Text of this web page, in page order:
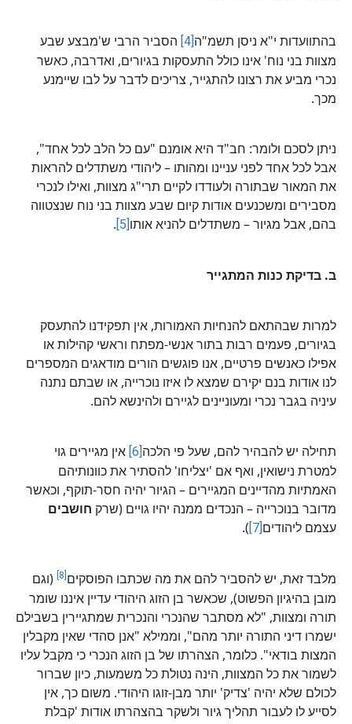
בהתוועדות י"א ניסן תשמ"ה[4]
הסביר הרבי ש'מבצע שבע
מצוות בני נוח' אינו כולל התעסקות בגיורים, ואדרבה, כאשר
נכרי מביע את רצונו להתגייר, צריכים לדבר על לבו שיימנע
מכך.
ניתן לסכם ולומר: חב"ד היא אומנם "עם כל הלב לכל אחד",
אבל לכל אחד לפני עניינו ומהותו – ליהודי משתדלים להראות
את המאור שבתורה ולעודדו לקיים תרי"ג מצוות, ואילו לנכרי
מסבירים ומשכנעים אודות קיום שבע מצוות בני נוח שנצטווה
בהם, אבל מגיור – משתדלים להניא אותו[5]
.
ב. בדיקת כנות המתגייר
למרות שבהתאם להנחיות האמורות, אין תפקידנו להתעסק
בגיורים, פעמים רבות בתור אנשי-מפתח וראשי קהילות או
אפילו כאנשים פרטיים, אנו פוגשים הורים מודאגים המספרים
לנו אודות בנם יקירם שמצא לו איזו נוכרייה, או שבתם נתנה
עיניה בגבר נכרי ומעוניינים לגיירם ולהינשא להם.
תחילה יש להבהיר להם, שעל פי הלכה[6]
אין מגיירים גוי
למטרת נישואין, ואף אם 'יצליחו' להסתיר את כוונותיהם
האמתיות מהדיינים המגיירים – הגיור יהיה חסר-תוקף, וכאשר
מדובר בנוכרייה – הנכדים ממנה יהיו גויים (שרק חושבים
עצמם ליהודים[7]
).
מלבד זאת, יש להסביר להם את מה שכתבו הפוסקים[8]
(וגם
מובן בהיגיון הפשוט), שכאשר בן הזוג היהודי עדיין איננו שומר
תורה ומצוות, "לא מסתבר שהנכרי והנכרית שמתגיירין בשבילם
ישמרו דיני התורה יותר מהם", וממילא "אנן סהדי שאין מקבלין
המצות בודאי". כלומר, הצהרתו של בן הזוג הנכרי כי מקבל עליו
לשמור את כל המצוות, הינה נטולת כל משמעות, כיון שברור
לכולם שלא יהיה 'צדיק' יותר מבן-זוגו היהודי. משום כך, אין
לסייע לו לעבור תהליך גיור ולשקר בהצהרתו אודות 'קבלת